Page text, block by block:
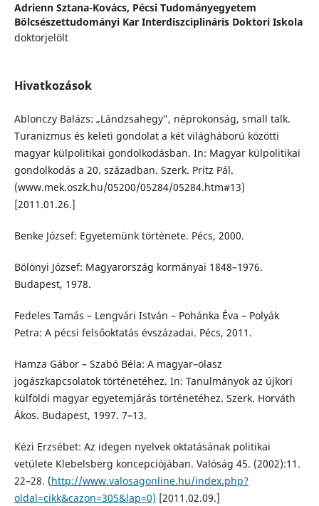
Adrienn Sztana-Kovács, Pécsi Tudományegyetem
Bölcsészettudományi Kar Interdiszciplináris Doktori Iskola
doktorjelölt
Hivatkozások
Ablonczy Balázs: „Lándzsahegy”, néprokonság, small talk.
Turanizmus és keleti gondolat a két világháború közötti
magyar külpolitikai gondolkodásban. In: Magyar külpolitikai
gondolkodás a 20. században. Szerk. Pritz Pál.
(www.mek.oszk.hu/05200/05284/05284.htm#13)
[2011.01.26.]
Benke József: Egyetemünk története. Pécs, 2000.
Bölönyi József: Magyarország kormányai 1848–1976.
Budapest, 1978.
Fedeles Tamás – Lengvári István – Pohánka Éva – Polyák
Petra: A pécsi felsőoktatás évszázadai. Pécs, 2011.
Hamza Gábor – Szabó Béla: A magyar–olasz
jogászkapcsolatok történetéhez. In: Tanulmányok az újkori
külföldi magyar egyetemjárás történetéhez. Szerk. Horváth
Ákos. Budapest, 1997. 7–13.
Kézi Erzsébet: Az idegen nyelvek oktatásának politikai
vetülete Klebelsberg koncepciójában. Valóság 45. (2002):11.
22–28. (http://www.valosagonline.hu/index.php?
oldal=cikk&cazon=305&lap=0) [2011.02.09.]